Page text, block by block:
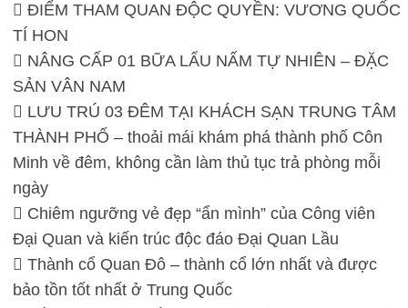
 ĐIỂM THAM QUAN ĐỘC QUYỀN: VƯƠNG QUỐC
TÍ HON
 NÂNG CẤP 01 BỮA LẨU NẤM TỰ NHIÊN – ĐẶC
SẢN VÂN NAM
 LƯU TRÚ 03 ĐÊM TẠI KHÁCH SẠN TRUNG TÂM
THÀNH PHỐ – thoải mái khám phá thành phố Côn
Minh về đêm, không cần làm thủ tục trả phòng mỗi
ngày
 Chiêm ngưỡng vẻ đẹp “ẩn mình” của Công viên
Đại Quan và kiến trúc độc đáo Đại Quan Lầu
 Thành cổ Quan Đô – thành cổ lớn nhất và được
bảo tồn tốt nhất ở Trung Quốc